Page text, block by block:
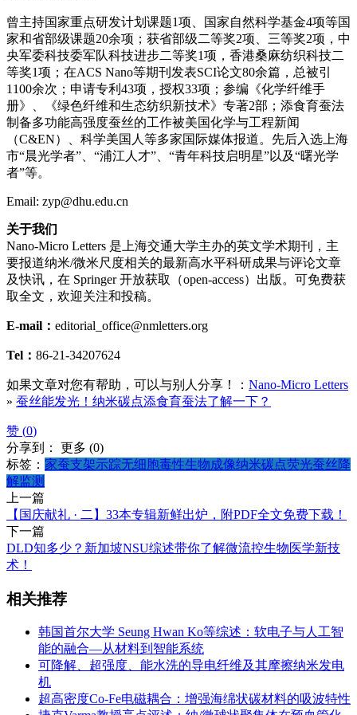
曾主持国家重点研发计划课题1项、国家自然科学基金4项等国
家和省部级课题20余项；获省部级二等奖2项、三等奖2项，中
央军委科技委军队科技进步二等奖1项，香港桑麻纺织科技二
等奖1项；在ACS Nano等期刊发表SCI论文80余篇，总被引
1100余次；申请专利43项，授权33项；参编《化学纤维手
册》、《绿色纤维和生态纺织新技术》专著2部；添食育蚕法
制备多功能高强度蚕丝的工作被美国化学与工程新闻
（C&EN）、科学美国人等多家国际媒体报道。先后入选上海
市“晨光学者”、“浦江人才”、“青年科技启明星”以及“曙光学
者”等。
Email: zyp@dhu.edu.cn
关于我们
Nano-Micro Letters 是上海交通大学主办的英文学术期刊，主
要报道纳米/微米尺度相关的最新高水平科研成果与评论文章
及快讯，在 Springer 开放获取（open-access）出版。可免费获
取全文，欢迎关注和投稿。
E-mail： editorial_office@nmletters.org
Tel： 86-21-34207624
如果文章对您有帮助，可以与别人分享！： Nano-Micro Letters
» 蚕丝能发光！纳米碳点添食育蚕法了解一下？
赞 (0)
分享到： 更多 (0)
标签： 家蚕支架示踪无细胞毒性生物成像纳米碳点荧光蚕丝降
解监测
上一篇
【国庆献礼 · 二】33本专辑新鲜出炉，附PDF全文免费下载！
下一篇
DLD知多少？新加坡NSU综述带你了解微流控生物医学新技
术！
相关推荐
韩国首尔大学 Seung Hwan Ko等综述：软电子与人工智
能的融合—从材料到智能系统
可降解、超强度、能水洗的导电纤维及其摩擦纳米发电
机
超高密度Co-Fe电磁耦合：增强海绵状碳材料的吸波特性